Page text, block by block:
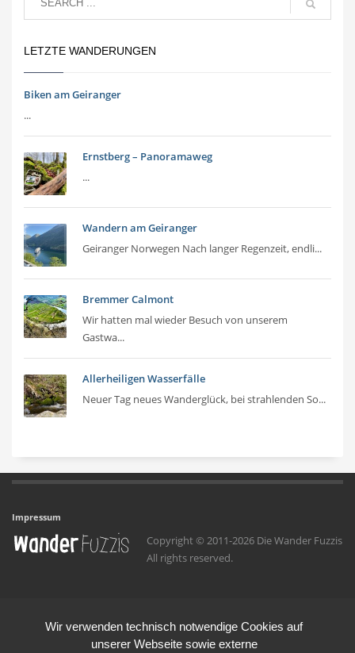
LETZTE WANDERUNGEN
Biken am Geiranger
...
Ernstberg – Panoramaweg
...
Wandern am Geiranger
Geiranger Norwegen Nach langer Regenzeit, endli...
Bremmer Calmont
Wir hatten mal wieder Besuch von unserem
Gastwa...
Allerheiligen Wasserfälle
Neuer Tag neues Wanderglück, bei strahlenden So...
Impressum
Copyright © 2011-2026 Die Wander Fuzzis
All rights reserved.
Wir verwenden technisch notwendige Cookies auf
unserer Webseite sowie externe